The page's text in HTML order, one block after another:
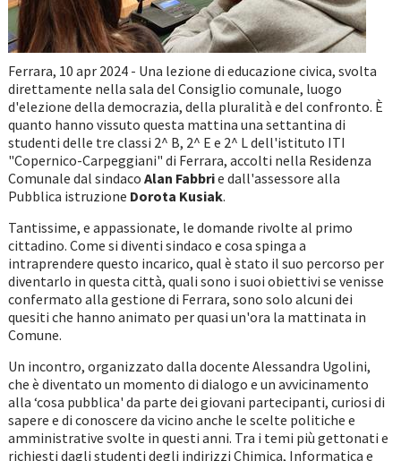
Ferrara, 10 apr 2024 - Una lezione di educazione civica, svolta
direttamente nella sala del Consiglio comunale, luogo
d'elezione della democrazia, della pluralità e del confronto. È
quanto hanno vissuto questa mattina una settantina di
studenti delle tre classi 2^ B, 2^ E e 2^ L dell'istituto ITI
"Copernico-Carpeggiani" di Ferrara, accolti nella Residenza
Comunale dal sindaco Alan Fabbrie dall'assessore alla
Pubblica istruzione Dorota Kusiak.
Tantissime, e appassionate, le domande rivolte al primo
cittadino. Come si diventi sindaco e cosa spinga a
intraprendere questo incarico, qual è stato il suo percorso per
diventarlo in questa città, quali sono i suoi obiettivi se venisse
confermato alla gestione di Ferrara, sono solo alcuni dei
quesiti che hanno animato per quasi un'ora la mattinata in
Comune.
Un incontro, organizzato dalla docente Alessandra Ugolini,
che è diventato un momento di dialogo e un avvicinamento
alla ‘cosa pubblica' da parte dei giovani partecipanti, curiosi di
sapere e di conoscere da vicino anche le scelte politiche e
amministrative svolte in questi anni. Tra i temi più gettonati e
richiesti dagli studenti degli indirizzi Chimica, Informatica e